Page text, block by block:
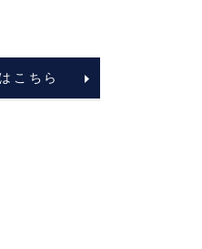
こちら